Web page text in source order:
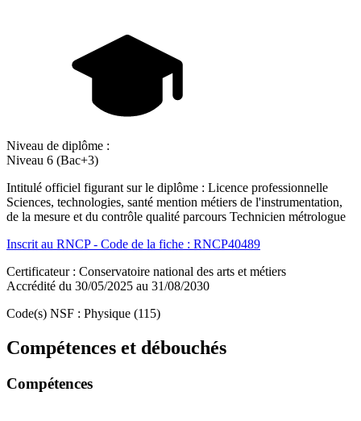
Niveau de diplôme :
Niveau 6 (Bac+3)
Intitulé officiel figurant sur le diplôme : Licence professionnelle
Sciences, technologies, santé mention métiers de l'instrumentation,
de la mesure et du contrôle qualité parcours Technicien métrologue
Inscrit au RNCP - Code de la fiche : RNCP40489
Certificateur : Conservatoire national des arts et métiers
Accrédité du 30/05/2025 au 31/08/2030
Code(s) NSF : Physique (115)
Compétences et débouchés
Compétences